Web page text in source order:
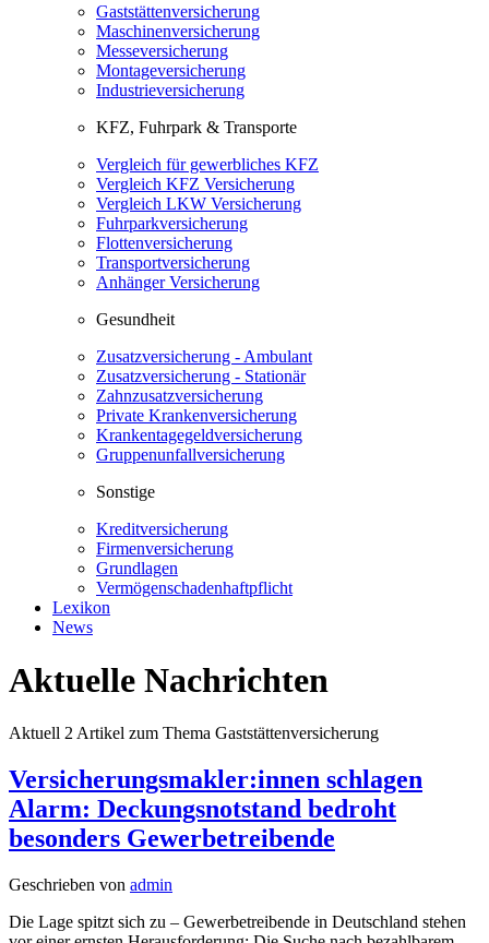
Gaststättenversicherung
Maschinenversicherung
Messeversicherung
Montageversicherung
Industrieversicherung
KFZ, Fuhrpark & Transporte
Vergleich für gewerbliches KFZ
Vergleich KFZ Versicherung
Vergleich LKW Versicherung
Fuhrparkversicherung
Flottenversicherung
Transportversicherung
Anhänger Versicherung
Gesundheit
Zusatzversicherung - Ambulant
Zusatzversicherung - Stationär
Zahnzusatzversicherung
Private Krankenversicherung
Krankentagegeldversicherung
Gruppenunfallversicherung
Sonstige
Kreditversicherung
Firmenversicherung
Grundlagen
Vermögenschadenhaftpflicht
Lexikon
News
Aktuelle Nachrichten
Aktuell 2Artikel zum Thema Gaststättenversicherung
Versicherungsmakler:innen schlagen
Alarm: Deckungsnotstand bedroht
besonders Gewerbetreibende
Geschrieben von admin
Die Lage spitzt sich zu – Gewerbetreibende in Deutschland stehen